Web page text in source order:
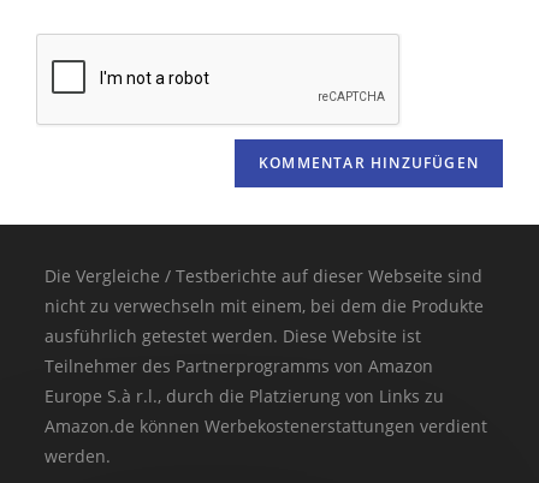
Die Vergleiche / Testberichte auf dieser Webseite sind
nicht zu verwechseln mit einem, bei dem die Produkte
ausführlich getestet werden. Diese Website ist
Teilnehmer des Partnerprogramms von Amazon
Europe S.à r.l., durch die Platzierung von Links zu
Amazon.de können Werbekostenerstattungen verdient
werden.